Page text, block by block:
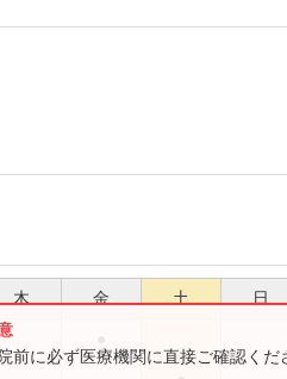
木 金 土 日
に必ず医療機関に直接ご確認くだ